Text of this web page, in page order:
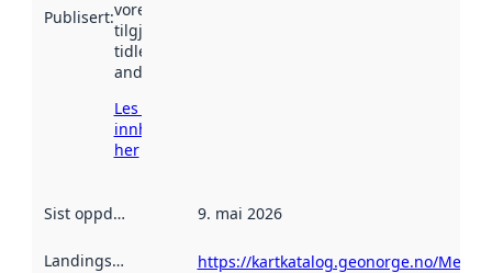
Publisert:vore
tilgjengeleg
tidlegare
andre stader.
Les meir om
innhenting
her
Sist oppdatert 9. mai 2026
Landingsside
https://kartkatalog.geonorge.no/